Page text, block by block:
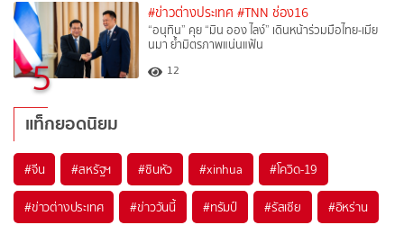
5
#ข่าวต่างประเทศ #TNN ช่อง16
“อนุทิน” คุย “มิน ออง ไลง์” เดินหน้าร่วมมือไทย-เมีย
นมา ย้ำมิตรภาพแน่นแฟ้น
12
แท็กยอดนิยม
#จีน #สหรัฐฯ #ซินหัว #xinhua #โควิด-19
#ข่าวต่างประเทศ #ข่าววันนี้ #ทรัมป์ #รัสเซีย #อิหร่าน